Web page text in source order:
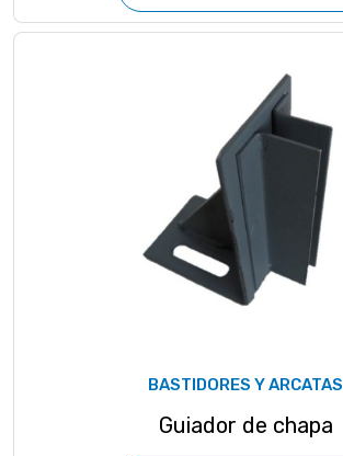
BASTIDORES Y ARCATAS
Guiador de chapa